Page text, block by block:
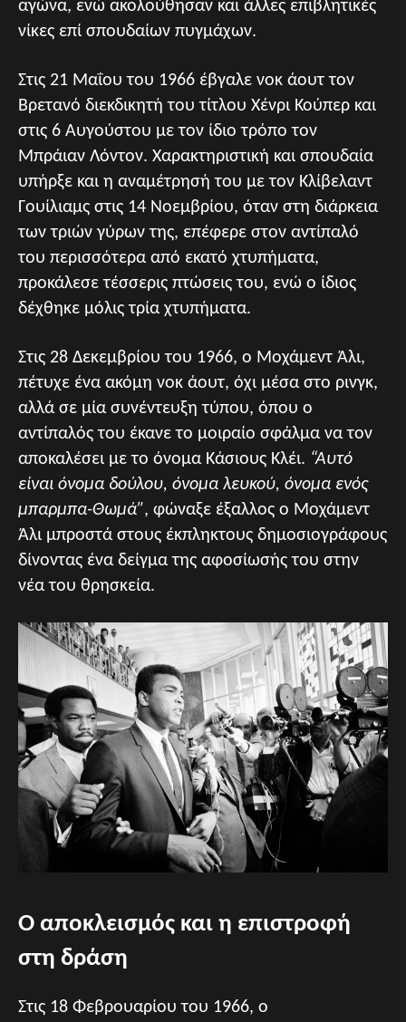
αγώνα, ενώ ακολούθησαν και άλλες επιβλητικές
νίκες επί σπουδαίων πυγμάχων.
Στις 21 Μαΐου του 1966 έβγαλε νοκ άουτ τον
Βρετανό διεκδικητή του τίτλου Χένρι Κούπερ και
στις 6 Αυγούστου με τον ίδιο τρόπο τον
Μπράιαν Λόντον. Χαρακτηριστική και σπουδαία
υπήρξε και η αναμέτρησή του με τον Κλίβελαντ
Γουίλιαμς στις 14 Νοεμβρίου, όταν στη διάρκεια
των τριών γύρων της, επέφερε στον αντίπαλό
του περισσότερα από εκατό χτυπήματα,
προκάλεσε τέσσερις πτώσεις του, ενώ ο ίδιος
δέχθηκε μόλις τρία χτυπήματα.
Στις 28 Δεκεμβρίου του 1966, ο Μοχάμεντ Άλι,
πέτυχε ένα ακόμη νοκ άουτ, όχι μέσα στο ρινγκ,
αλλά σε μία συνέντευξη τύπου, όπου ο
αντίπαλός του έκανε το μοιραίο σφάλμα να τον
αποκαλέσει με το όνομα Κάσιους Κλέι. “Αυτό
είναι όνομα δούλου, όνομα λευκού, όνομα ενός
μπαρμπα-Θωμά”, φώναξε έξαλλος ο Μοχάμεντ
Άλι μπροστά στους έκπληκτους δημοσιογράφους
δίνοντας ένα δείγμα της αφοσίωσής του στην
νέα του θρησκεία.
Ο αποκλεισμός και η επιστροφή
στη δράση
Στις 18 Φεβρουαρίου του 1966, ο